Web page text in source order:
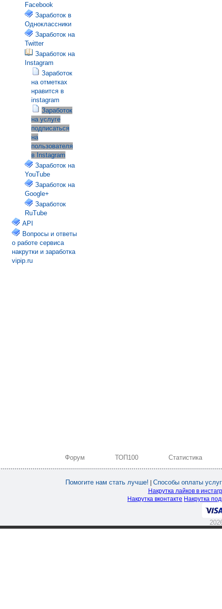
Facebook
Заработок в
Одноклассники
Заработок на
Twitter
Заработок на
Instagram
Заработок
на отметках
нравится в
instagram
Заработок
на услуге
подписаться
на
пользователя
в Instagram
Заработок на
YouTube
Заработок на
Google+
Заработок
RuTube
API
Вопросы и ответы
о работе сервиса
накрутки и заработка
vipip.ru
Форум ТОП100 Статистика
Помогите нам стать лучше! Способы оплаты услуг
Накрутка лайков в
Накрутка вконтакте Накрутка